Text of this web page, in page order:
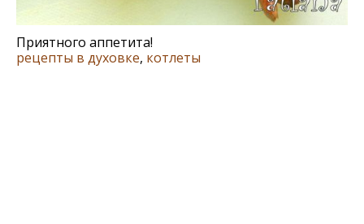
Приятного аппетита!
рецепты в духовке, котлеты